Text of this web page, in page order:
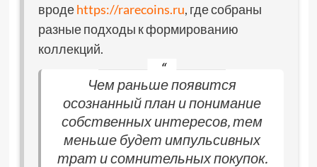
вродеhttps://rarecoins.ru, где собраны
разные подходы к формированию
коллекций.
Чем раньше появится
осознанный план и понимание
собственных интересов, тем
меньше будет импульсивных
трат и сомнительных покупок.